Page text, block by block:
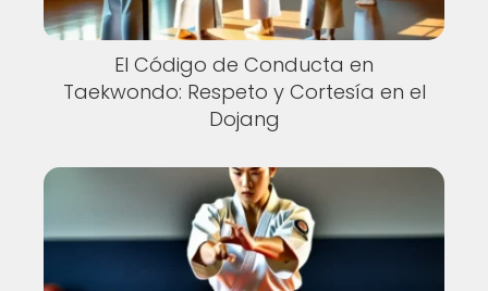
El Código de Conducta en
Taekwondo: Respeto y Cortesía en el
Dojang